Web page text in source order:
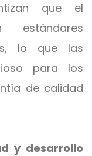
que el
estándares
lo que las
para los
de calidad
y desarrollo